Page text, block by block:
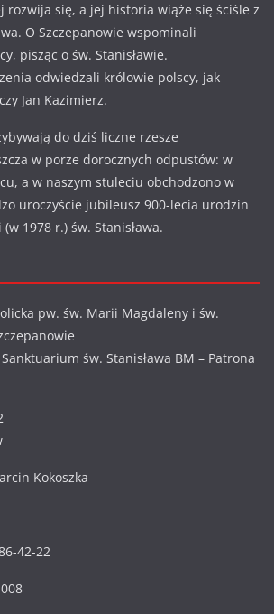
rozwija się, a jej historia wiąże się ściśle z
O Szczepanowie wspominali
pisząc o św. Stanisławie.
odwiedzali królowie polscy, jak
czy Jan Kazimierz.
do dziś liczne rzesze
w porze dorocznych odpustów: w
a w naszym stuleciu obchodzono w
uroczyście jubileusz 900-lecia urodzin
1978 r.) św. Stanisława.
pw. św. Marii Magdaleny i św.
św. Stanisława BM – Patrona
Kokoszka
42-22